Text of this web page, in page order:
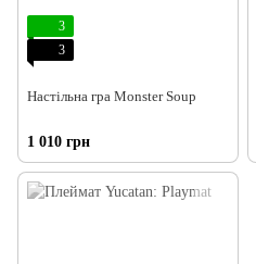
3
3
Настільна гра Monster Soup
1 010 грн